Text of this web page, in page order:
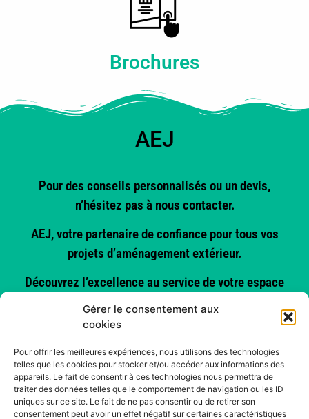
Gérer le consentement aux
cookies
Pour offrir les meilleures expériences, nous utilisons des technologies
telles que les cookies pour stocker et/ou accéder aux informations des
appareils. Le fait de consentir à ces technologies nous permettra de
traiter des données telles que le comportement de navigation ou les ID
uniques sur ce site. Le fait de ne pas consentir ou de retirer son
consentement peut avoir un effet négatif sur certaines caractéristiques
Brochures
AEJ
Pour des conseils personnalisés ou un devis,
n’hésitez pas à nous contacter.
AEJ, votre partenaire de confiance pour tous vos
projets d’aménagement extérieur.
Découvrez l’excellence au service de votre espace
de vie !
Vues : 143